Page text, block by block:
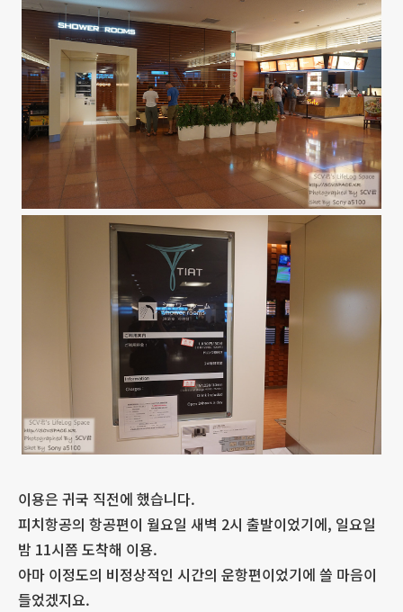
이용은 귀국 직전에 했습니다.
피치항공의 항공편이 월요일 새벽 2시 출발이었기에, 일요일
밤 11시쯤 도착해 이용.
아마 이정도의 비정상적인 시간의 운항편이었기에 쓸 마음이
들었겠지요.